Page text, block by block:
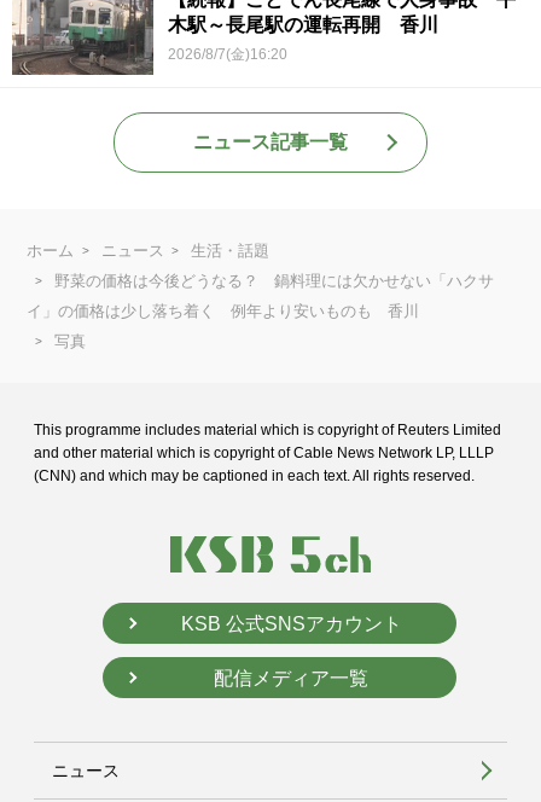
木駅～長尾駅の運転再開 香川
2026/8/7(金)16:20
ニュース記事一覧
ホーム ニュース
生活・話題
野菜の価格は今後どうなる？ 鍋料理には欠かせない「ハクサ
イ」の価格は少し落ち着く 例年より安いものも 香川
写真
This programme includes material which is copyright of Reuters Limited
and other material which is copyright of Cable News Network LP, LLLP
(CNN) and which may be captioned in each text. All rights reserved.
KSB 公式SNSアカウント
配信メディア一覧
ニュース